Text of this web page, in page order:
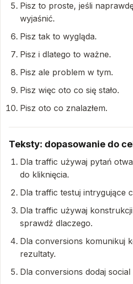
Pisz to proste, jeśli
wyjaśnić.
Pisz tak to wygląda.
Pisz i dlatego to ważne.
Pisz ale problem w tym.
Pisz więc oto co się stało.
Pisz oto co znalazłem.
Teksty: dopasowanie do
Dla traffic używaj pytań
do kliknięcia.
Dla traffic testuj intrygujące
Dla traffic używaj
sprawdź dlaczego.
Dla conversions komunikuj
rezultaty.
Dla conversions dodaj